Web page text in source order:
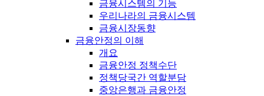
금융시스템의 기능
우리나라의 금융시스템
금융시장동향
금융안정의 이해
개요
금융안정 정책수단
정책당국간 역할분담
중앙은행과 금융안정